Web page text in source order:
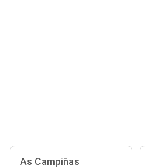
As Campiñas